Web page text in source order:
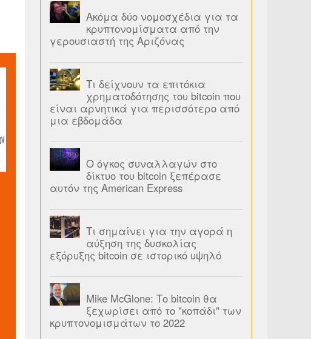
Ακόμα δύο νομοσχέδια για τα
κρυπτονομίσματα από την
γερουσιαστή της Αριζόνας
Τι δείχνουν τα επιτόκια
χρηματοδότησης του bitcoin που
είναι αρνητικά για περισσότερο από
μια εβδομάδα
Ο όγκος συναλλαγών στο
δίκτυο του bitcoin ξεπέρασε
αυτόν της American Express
Τι σημαίνει για την αγορά η
αύξηση της δυσκολίας
εξόρυξης bitcoin σε ιστορικό υψηλό
Mike McGlone: Το bitcoin θα
ξεχωρίσει από το "κοπάδι" των
κρυπτονομισμάτων το 2022